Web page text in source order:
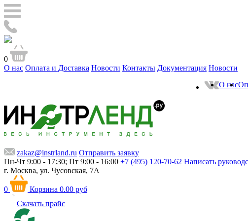
0
О нас Оплата и Доставка Новости Контакты Документация Новости
О нас
zakaz@instrland.ru Отправить заявку
Пн-Чт 9:00 - 17:30; Пт 9:00 - 16:00 +7 (495) 120-70-62 Написать
г. Москва, ул. Чусовская, 7А
0 Корзина 0.00 руб
Скачать прайс